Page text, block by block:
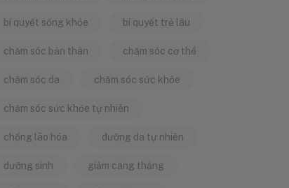
bí quyết sống khỏe bí quyết trẻ lâu
chăm sóc bản thân chăm sóc cơ thể
chăm sóc da chăm sóc sức khỏe
chăm sóc sức khỏe tự nhiên
chống lão hóa dưỡng da tự nhiên
dưỡng sinh giảm căng thẳng